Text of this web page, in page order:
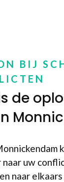
BIJ
de
naar uw
naar elkaars